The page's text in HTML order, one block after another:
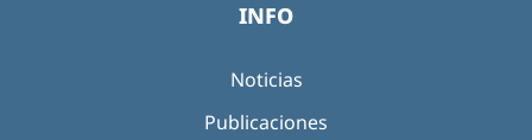
INFO
Noticias
Publicaciones